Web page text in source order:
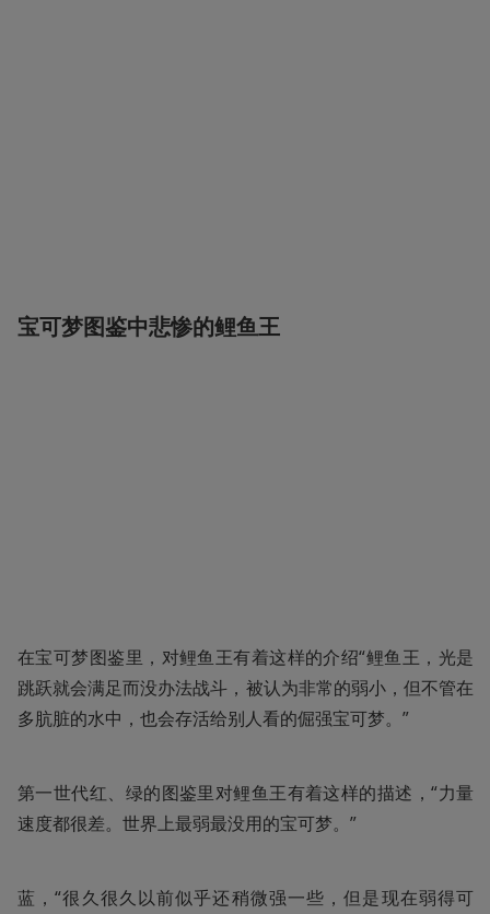
宝可梦图鉴中悲惨的鲤鱼王
在宝可梦图鉴里，对鲤鱼王有着这样的介绍“鲤鱼王，光是
跳跃就会满足而没办法战斗，被认为非常的弱小，但不管在
多肮脏的水中，也会存活给别人看的倔强宝可梦。”
第一世代红、绿的图鉴里对鲤鱼王有着这样的描述，“力量
速度都很差。世界上最弱最没用的宝可梦。”
蓝，“很久很久以前似乎还稍微强一些，但是现在弱得可